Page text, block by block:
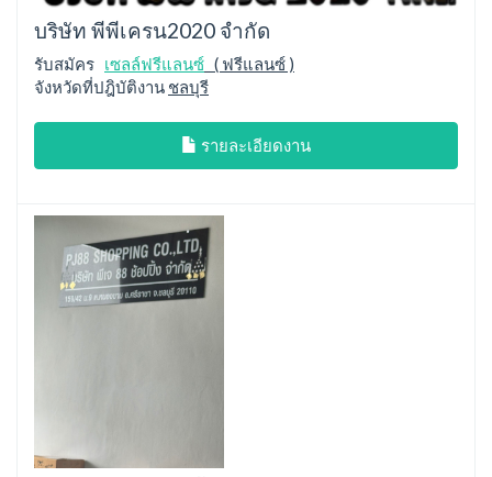
บริษัท พีพีเครน2020 จำกัด
รับสมัคร เซลล์ฟรีแลนซ์ ( ฟรีแลนซ์ )
จังหวัดที่ปฎิบัติงาน ชลบุรี
รายละเอียดงาน